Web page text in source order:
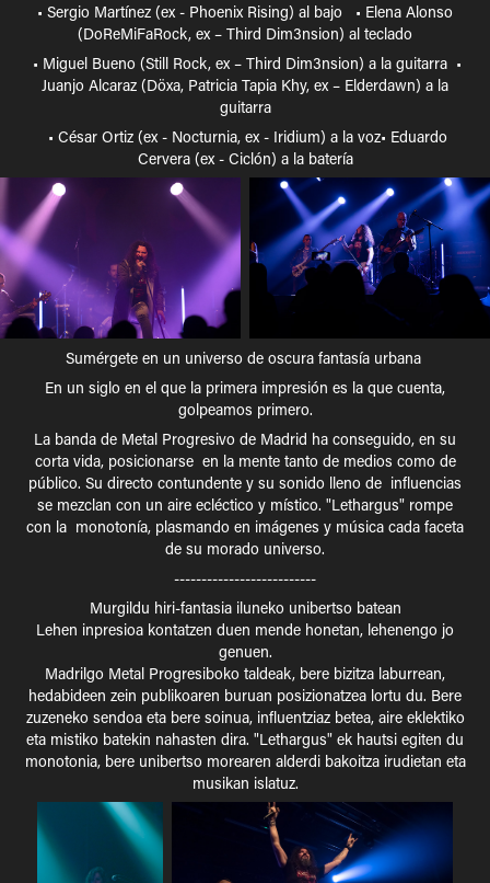
• Sergio Martínez (ex - Phoenix Rising) al bajo • Elena Alonso
(DoReMiFaRock, ex – Third Dim3nsion) al teclado
• Miguel Bueno (Still Rock, ex – Third Dim3nsion) a la guitarra •
Juanjo Alcaraz (Döxa, Patricia Tapia Khy, ex – Elderdawn) a la
guitarra
• César Ortiz (ex - Nocturnia, ex - Iridium) a la voz• Eduardo
Cervera (ex - Ciclón) a la batería
Sumérgete en un universo de oscura fantasía urbana
En un siglo en el que la primera impresión es la que cuenta,
golpeamos primero.
La banda de Metal Progresivo de Madrid ha conseguido, en su
corta vida, posicionarse en la mente tanto de medios como de
público. Su directo contundente y su sonido lleno de influencias
se mezclan con un aire ecléctico y místico. "Lethargus" rompe
con la monotonía, plasmando en imágenes y música cada faceta
de su morado universo.
--------------------------
Murgildu hiri-fantasia iluneko unibertso batean
Lehen inpresioa kontatzen duen mende honetan, lehenengo jo
genuen.
Madrilgo Metal Progresiboko taldeak, bere bizitza laburrean,
hedabideen zein publikoaren buruan posizionatzea lortu du. Bere
zuzeneko sendoa eta bere soinua, influentziaz betea, aire eklektiko
eta mistiko batekin nahasten dira. "Lethargus" ek hautsi egiten du
monotonia, bere unibertso morearen alderdi bakoitza irudietan eta
musikan islatuz.